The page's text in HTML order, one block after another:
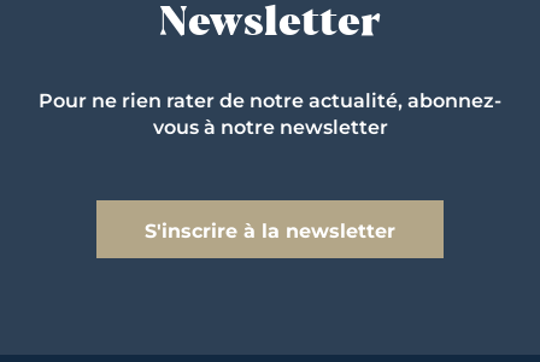
Newsletter
Pour ne rien rater de notre actualité, abonnez-
vous à notre newsletter
S'inscrire à la newsletter